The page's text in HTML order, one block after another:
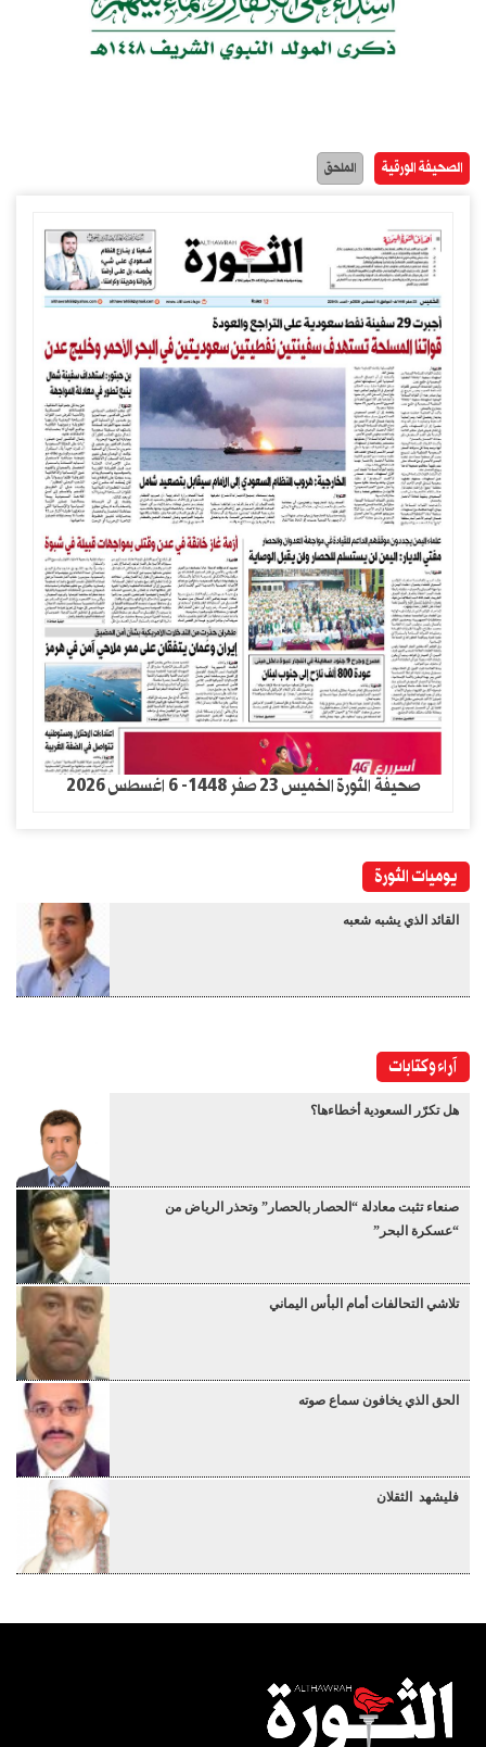
الصحيفة الورقية الملحق
صحيفة الثورة الخميس 23 صفر 1448- 6 اغسطس 2026
يوميات الثورة
القائد الذي يشبه شعبه
آراء وكتابات
هل تكرّر السعودية أخطاءها؟
صنعاء تثبت معادلة “الحصار بالحصار” وتحذر الرياض من
“عسكرة البحر”
تلاشي التحالفات أمام البأس اليماني
الحق الذي يخافون سماع صوته
فليشهد الثقلان